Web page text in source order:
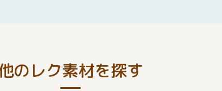
のレク素材を探す